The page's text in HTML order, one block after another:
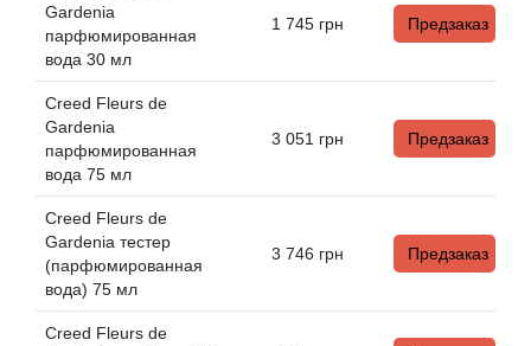
Gardenia
парфюмированная
вода 30 мл
1 745 грн Предзаказ
Creed Fleurs de
Gardenia
парфюмированная
вода 75 мл
3 051 грн Предзаказ
Creed Fleurs de
Gardenia тестер
(парфюмированная
вода) 75 мл
3 746 грн Предзаказ
Creed Fleurs de
Alaia Paris
Alexander McQueen
Alexandre Barthet
Alexandre J
Alfred Dunhill
Alyson Oldoini